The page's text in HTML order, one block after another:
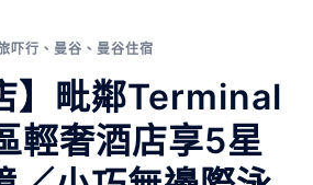
吓行 、 曼谷 、 曼谷住宿
】毗鄰Terminal
輕奢酒店享5星